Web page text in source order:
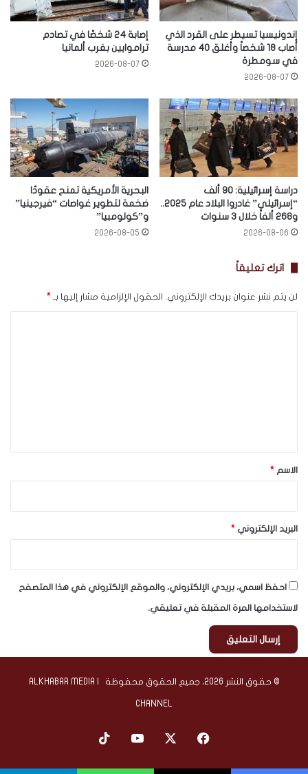
إندونيسيا تسيطر على القرد الذي
أصاب 18 شخصاً وأغلق 40 مدرسة
في سومطرة
2026-08-07
إصابة 24 شخصًا في تصادم
تراموايين بغرب ألمانيا
2026-08-07
دراسة إسرائيلية: 90 ألف
“إسرائيلي” غادروا البلاد عام 2025..
و268 ألفاً خلال 3 سنوات
2026-08-06
البحرية الأمريكية تمنح عقودًا
ضخمة لتطوير غواصات “فيرجينيا”
و”كولومبيا”
2026-08-05
اترك تعليقاً
لن يتم نشر عنوان بريدك الإلكتروني. الحقول الإلزامية مشار إليها بـ *
*
الاسم *
البريد الإلكتروني *
احفظ اسمي، بريدي الإلكتروني، والموقع الإلكتروني في هذا المتصفح
لاستخدامها المرة المقبلة في تعليقي.
© حقوق النشر 2026، جميع الحقوق محفوظة | ALKHABAR MEDIA
CHANNEL
فيسبوك ‫YouTube